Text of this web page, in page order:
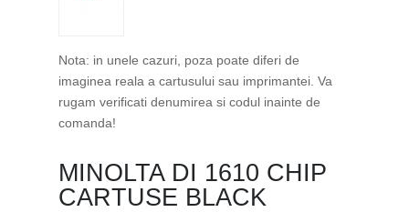
Nota: in unele cazuri, poza poate diferi de
imaginea reala a cartusului sau imprimantei. Va
rugam verificati denumirea si codul inainte de
comanda!
MINOLTA DI 1610 CHIP
CARTUSE BLACK